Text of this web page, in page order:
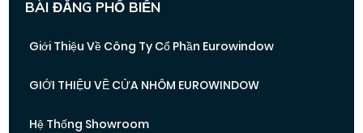
BÀI ĐĂNG PHỔ BIẾN
Giới Thiệu Về Công Ty Cổ Phần Eurowindow
GIỚI THIỆU VỀ CỬA NHÔM EUROWINDOW
Hệ Thống Showroom